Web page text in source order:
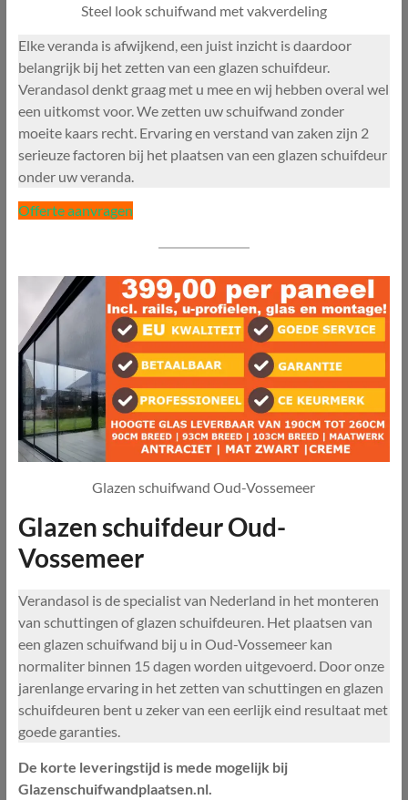
Steel look schuifwand met vakverdeling
Elke veranda is afwijkend, een juist inzicht is daardoor
belangrijk bij het zetten van een glazen schuifdeur.
Verandasol denkt graag met u mee en wij hebben overal wel
een uitkomst voor. We zetten uw schuifwand zonder
moeite kaars recht. Ervaring en verstand van zaken zijn 2
serieuze factoren bij het plaatsen van een glazen schuifdeur
onder uw veranda.
Offerte aanvragen
Glazen schuifwand Oud-Vossemeer
Glazen schuifdeur Oud-
Vossemeer
Verandasol is de specialist van Nederland in het monteren
van schuttingen of glazen schuifdeuren. Het plaatsen van
een glazen schuifwand bij u in Oud-Vossemeer kan
normaliter binnen 15 dagen worden uitgevoerd. Door onze
jarenlange ervaring in het zetten van schuttingen en glazen
schuifdeuren bent u zeker van een eerlijk eind resultaat met
goede garanties.
De korte leveringstijd is mede mogelijk bij
Glazenschuifwandplaatsen.nl.